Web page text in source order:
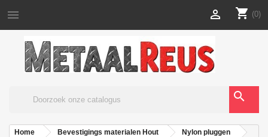
 shopping_cart (0)

search
Home Bevestigings materialen Hout
Nylon pluggen